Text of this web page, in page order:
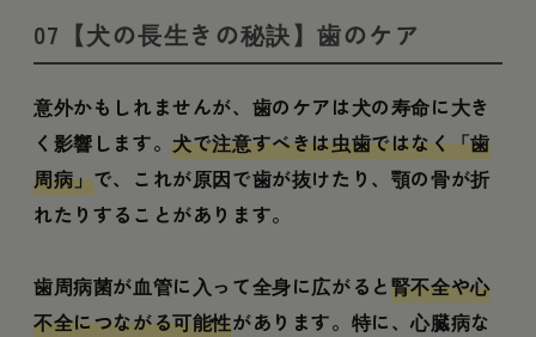
07【犬の長生きの秘訣】歯のケア
意外かもしれませんが、歯のケアは犬の寿命に大き
く影響します。犬で注意すべきは虫歯ではなく「歯
周病」で、これが原因で歯が抜けたり、顎の骨が折
れたりすることがあります。
歯周病菌が血管に入って全身に広がると腎不全や心
不全につながる可能性があります。特に、心臓病な